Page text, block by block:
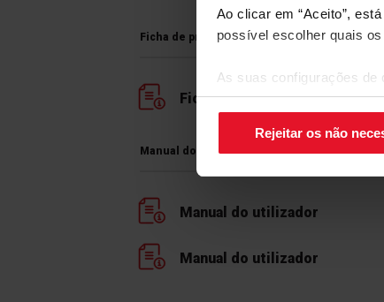
Ao clicar em “Aceito”,
possível escolher quais
As suas configurações de
canto inferior direito do
Rejeitar os não
Ficha de produto
Ficha de produto
Manual do utilizador
Manual do utilizador
Manual do utilizador